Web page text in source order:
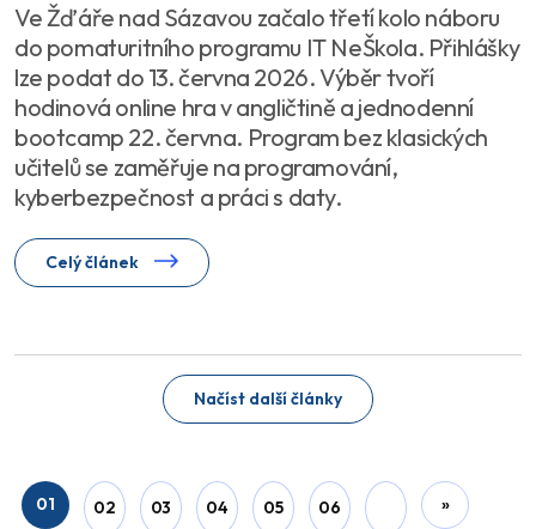
Ve Žďáře nad Sázavou začalo třetí kolo náboru
do pomaturitního programu IT NeŠkola. Přihlášky
lze podat do 13. června 2026. Výběr tvoří
hodinová online hra v angličtině a jednodenní
bootcamp 22. června. Program bez klasických
učitelů se zaměřuje na programování,
kyberbezpečnost a práci s daty.
Celý článek
Načíst další články
01 02 03 04 05 06 »